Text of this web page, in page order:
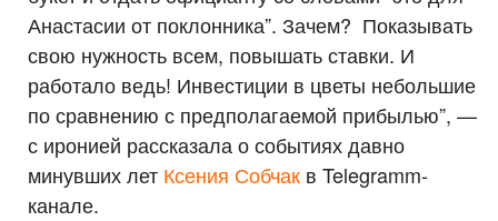
Анастасии от поклонника”. Зачем? Показывать
свою нужность всем, повышать ставки. И
работало ведь! Инвестиции в цветы небольшие
по сравнению с предполагаемой прибылью”, —
с иронией рассказала о событиях давно
минувших лет Ксения Собчак в Telegramm-
канале.